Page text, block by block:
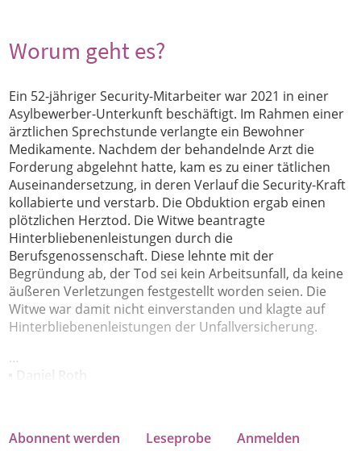
Worum geht es?
Ein 52-jähriger Security-Mitarbeiter war 2021 in einer
Asylbewerber-Unterkunft beschäftigt. Im Rahmen einer
ärztlichen Sprechstunde verlangte ein Bewohner
Medikamente. Nachdem der behandelnde Arzt die
Forderung abgelehnt hatte, kam es zu einer tätlichen
Auseinandersetzung, in deren Verlauf die Security-Kraft
kollabierte und verstarb. Die Obduktion ergab einen
plötzlichen Herztod. Die Witwe beantragte
Hinterbliebenenleistungen durch die
Berufsgenossenschaft. Diese lehnte mit der
Begründung ab, der Tod sei kein Arbeitsunfall, da keine
äußeren Verletzungen festgestellt worden seien. Die
Witwe war damit nicht einverstanden und klagte auf
Hinterbliebenenleistungen der Unfallversicherung.
…
Abonnent werden Leseprobe Anmelden